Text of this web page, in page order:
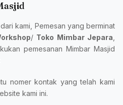
kami, Pemesan yang berminat
/ Toko Mimbar Jepara
pemesanan Mimbar Masjid
nomer kontak yang telah kami
kami ini.